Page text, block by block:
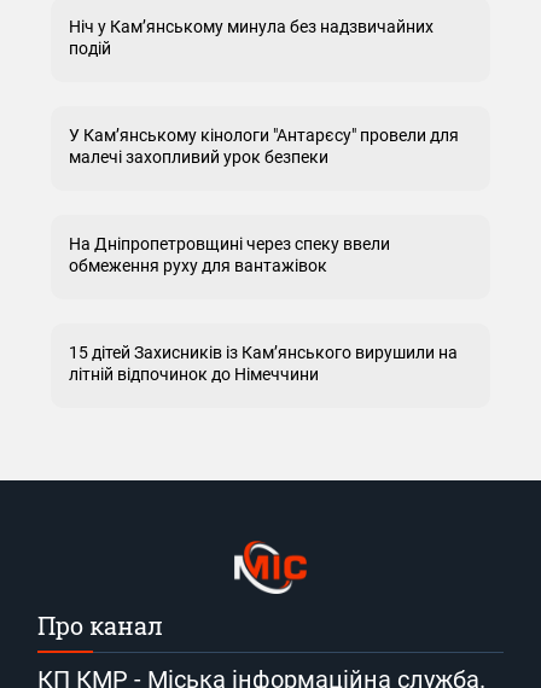
Ніч у Кам’янському минула без надзвичайних
подій
У Кам’янському кінологи "Антарєсу" провели для
малечі захопливий урок безпеки
На Дніпропетровщині через спеку ввели
обмеження руху для вантажівок
15 дітей Захисників із Кам’янського вирушили на
літній відпочинок до Німеччини
Про канал
КП КМР - Міська інформаційна служба.